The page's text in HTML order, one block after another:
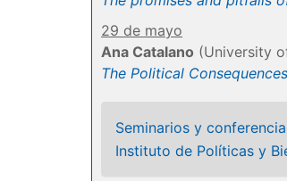
29 de mayo
Ana Catalano (University
The Political
Seminarios y
Instituto de Políticas y